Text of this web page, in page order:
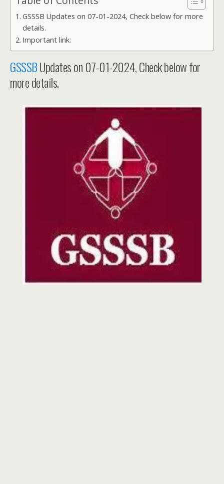
GSSSB Updates on 07-01-2024, Check below for more
details.
Important link:
GSSSBUpdates on 07-01-2024, Check below for
more details.